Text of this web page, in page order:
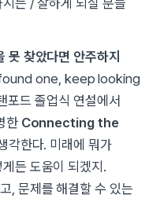
는 / 잘하게 되실 분들
못 찾았다면 안주하지
one, keep looking
포드 졸업식 연설에서
한 Connecting the
각한다. 미래에 뭐가
든 도움이 되겠지.
, 문제를 해결할 수 있는